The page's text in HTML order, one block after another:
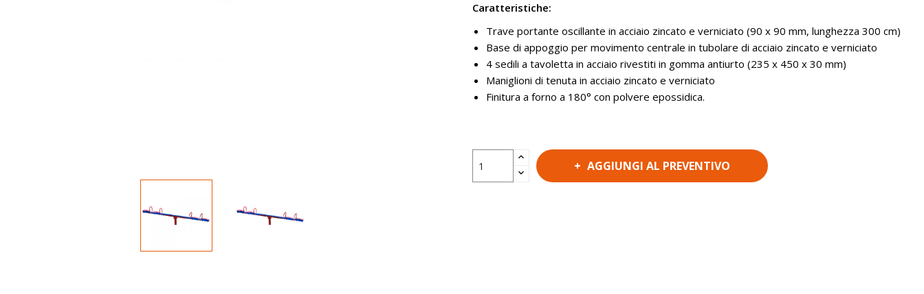
Caratteristiche:
Trave portante oscillante in acciaio zincato e verniciato (90 x 90 mm, lunghezza 300 cm)
Base di appoggio per movimento centrale in tubolare di acciaio zincato e verniciato
4 sedili a tavoletta in acciaio rivestiti in gomma antiurto (235 x 450 x 30 mm)
Maniglioni di tenuta in acciaio zincato e verniciato
Finitura a forno a 180° con polvere epossidica.
AGGIUNGI AL PREVENTIVO